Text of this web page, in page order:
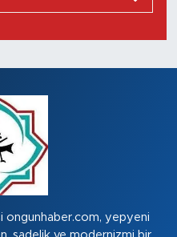
ongunhaber.com, yepyeni
sadelik ve modernizmi bir